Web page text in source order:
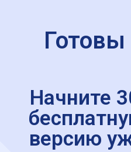
Готовы
Начните
версию